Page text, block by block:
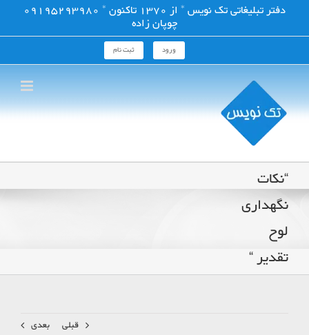
محتوا
دفتر تبلیغاتی تک نویس * از 1370 تاکنون * 09195293980
چوپان زاده
ورود ثبت نام
“نکات
نگهداری
لوح
تقدیر “
قبلی بعدی